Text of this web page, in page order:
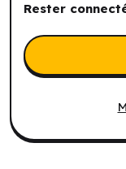
Rester